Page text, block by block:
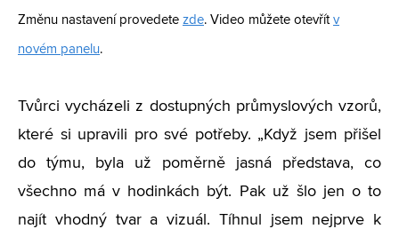
Změnu nastavení provedete zde. Video můžete otevřít v
novém panelu.
Tvůrci vycházeli z dostupných průmyslových vzorů,
které si upravili pro své potřeby. „Když jsem přišel
do týmu, byla už poměrně jasná představa, co
všechno má v hodinkách být. Pak už šlo jen o to
najít vhodný tvar a vizuál. Tíhnul jsem nejprve k